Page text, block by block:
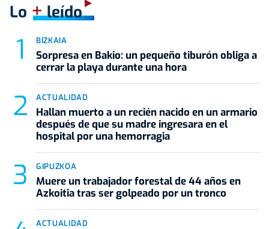
Lo +leído
BIZKAIA
Sorpresa en Bakio: un pequeño tiburón obliga a
cerrar la playa durante una hora
ACTUALIDAD
Hallan muerto a un recién nacido en un armario
después de que su madre ingresara en el
hospital por una hemorragia
GIPUZKOA
Muere un trabajador forestal de 44 años en
Azkoitia tras ser golpeado por un tronco
ACTUALIDAD